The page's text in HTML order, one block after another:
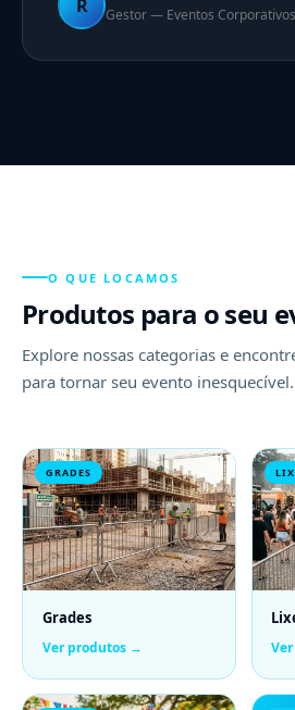
R Gestor — Eventos
O QUE LOCAMOS
Produtos para o seu
Explore nossas categorias e
para tornar seu evento inesquecível.
GRADES
Grades
Ver produtos →